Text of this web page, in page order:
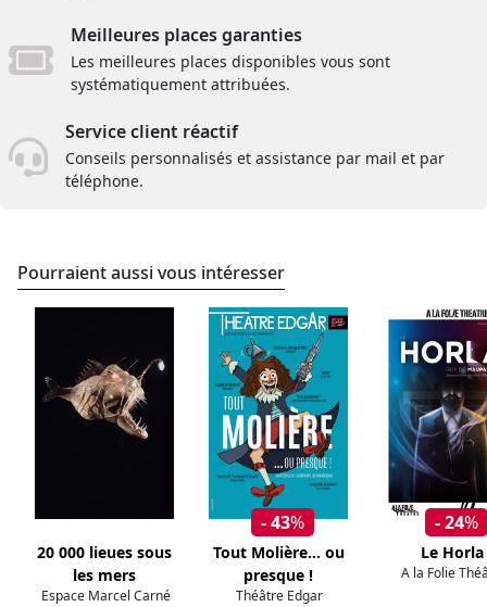
Meilleures places garanties
Les meilleures places disponibles vous sont
systématiquement attribuées.
Service client réactif
Conseils personnalisés et assistance par mail et par
téléphone.
Pourraient aussi vous intéresser
20 000 lieues sous
les mers
Espace Marcel Carné
- 43%
Tout Molière... ou
presque !
Théâtre Edgar
- 24%
Le Horla
A la Folie